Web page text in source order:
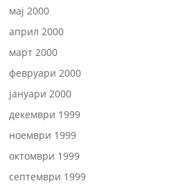
мај 2000
април 2000
март 2000
февруари 2000
јануари 2000
декември 1999
ноември 1999
октомври 1999
септември 1999